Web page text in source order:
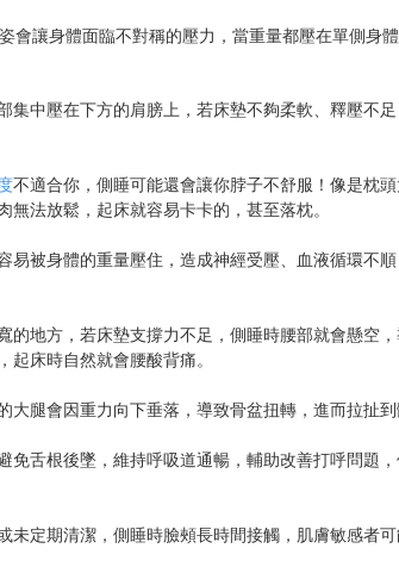
會讓身體面臨不對稱的壓力，當重量都壓在單側身
集中壓在下方的肩膀上，若床墊不夠柔軟、釋壓不
不適合你，側睡可能還會讓你脖子不舒服！像是枕
法放鬆，起床就容易卡卡的，甚至落枕。
易被身體的重量壓住，造成神經受壓、血液循環不
的地方，若床墊支撐力不足，側睡時腰部就會懸空
床時自然就會腰酸背痛。
大腿會因重力向下垂落，導致骨盆扭轉，進而拉扯
免舌根後墜，維持呼吸道通暢，輔助改善打呼問題
未定期清潔，側睡時臉頰長時間接觸，肌膚敏感者